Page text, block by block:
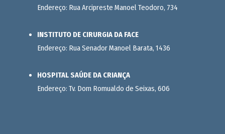
Endereço: Rua Arcipreste Manoel Teodoro, 734
INSTITUTO DE CIRURGIA DA FACE
Endereço: Rua Senador Manoel Barata, 1436
HOSPITAL SAÚDE DA CRIANÇA
Endereço: Tv. Dom Romualdo de Seixas, 606